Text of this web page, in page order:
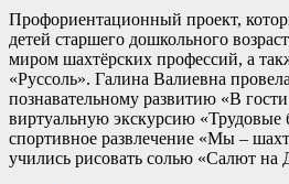
Профориентационный проект,
детей старшего дошкольного
миром шахтёрских профессий, а
«Руссоль». Галина Валиевна
познавательному развитию «В
виртуальную экскурсию «Трудовые
спортивное развлечение «Мы –
учились рисовать солью «Салют на